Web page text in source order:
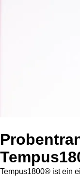
Tempus1800® ist ein